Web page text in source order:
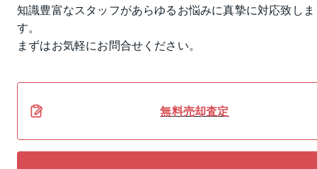
知識豊富なスタッフがあらゆるお悩みに真摯に対応致しま
す。
まずはお気軽にお問合せください。
無料売却査定